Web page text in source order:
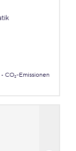
CO₂-Emissionen